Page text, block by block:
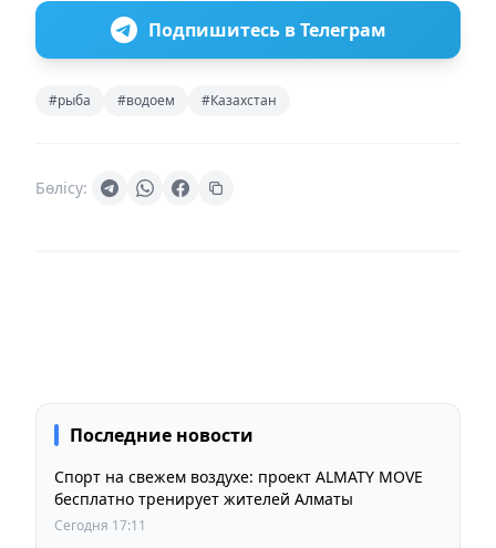
Подпишитесь в Телеграм
#рыба #водоем #Казахстан
Бөлісу:
Последние новости
Спорт на свежем воздухе: проект ALMATY MOVE
бесплатно тренирует жителей Алматы
Сегодня 17:11